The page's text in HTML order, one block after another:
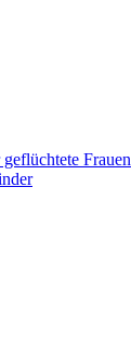
Frauen